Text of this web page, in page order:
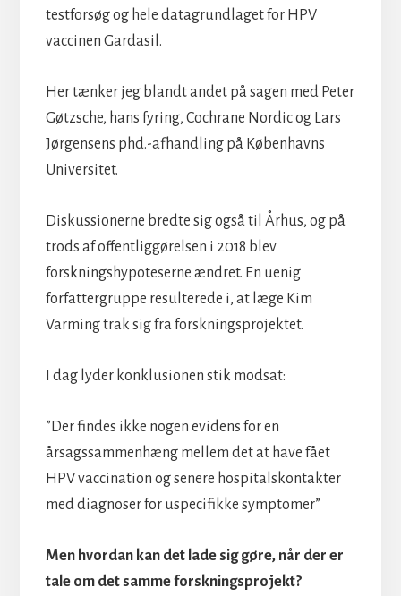
testforsøg og hele datagrundlaget for HPV
vaccinen Gardasil.
Her tænker jeg blandt andet på sagen med Peter
Gøtzsche, hans fyring, Cochrane Nordic og Lars
Jørgensens phd.-afhandling på Københavns
Universitet.
Diskussionerne bredte sig også til Århus, og på
trods af offentliggørelsen i 2018 blev
forskningshypoteserne ændret. En uenig
forfattergruppe resulterede i, at læge Kim
Varming trak sig fra forskningsprojektet.
I dag lyder konklusionen stik modsat:
”Der findes ikke nogen evidens for en
årsagssammenhæng mellem det at have fået
HPV vaccination og senere hospitalskontakter
med diagnoser for uspecifikke symptomer”
Men hvordan kan det lade sig gøre, når der er
tale om det samme forskningsprojekt?